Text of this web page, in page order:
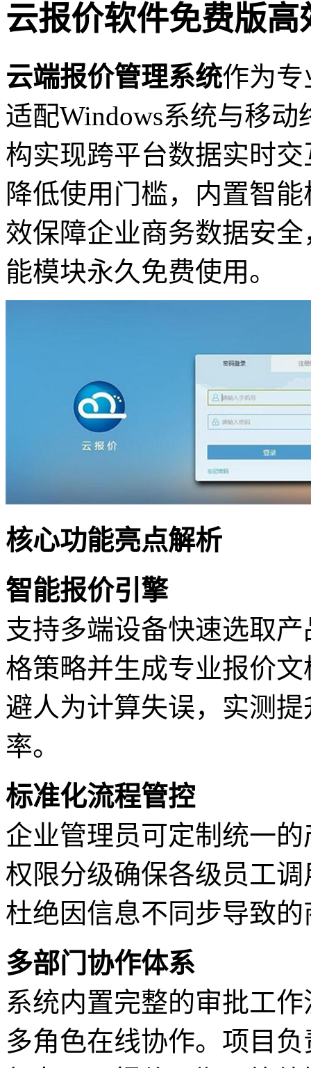
云报价软件免费版
云端报价管理系统作为
适配Windows系统与移
构实现跨平台数据实时
降低使用门槛，内置智
效保障企业商务数据安
能模块永久免费使用。
核心功能亮点解析
智能报价引擎
支持多端设备快速选取
格策略并生成专业报价
避人为计算失误，实测
率。
标准化流程管控
企业管理员可定制统一
权限分级确保各级员工
杜绝因信息不同步导致
多部门协作体系
系统内置完整的审批工
多角色在线协作。项目